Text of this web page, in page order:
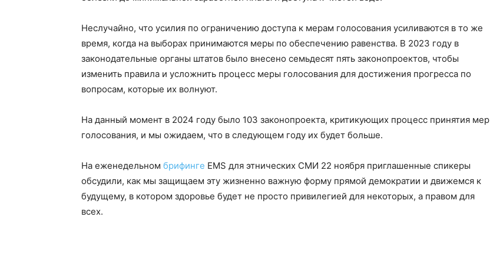
Неслучайно, что усилия по ограничению доступа к мерам голосования усиливаются в то же
время, когда на выборах принимаются меры по обеспечению равенства. В 2023 году в
законодательные органы штатов было внесено семьдесят пять законопроектов, чтобы
изменить правила и усложнить процесс меры голосования для достижения прогресса по
вопросам, которые их волнуют.
На данный момент в 2024 году было 103 законопроекта, критикующих процесс принятия мер
голосования, и мы ожидаем, что в следующем году их будет больше.
На еженедельном брифинге EMS для этнических СМИ 22 ноября приглашенные спикеры
обсудили, как мы защищаем эту жизненно важную форму прямой демократии и движемся к
будущему, в котором здоровье будет не просто привилегией для некоторых, а правом для
всех.